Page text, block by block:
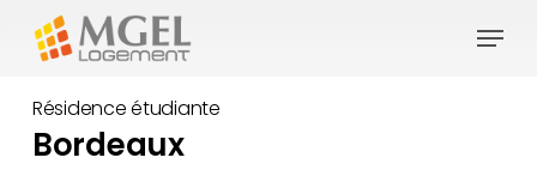
content
Menu
Résidence étudiante
Bordeaux